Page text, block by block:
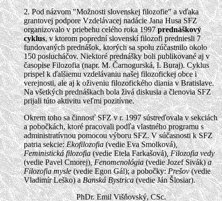
2. Pod názvom "Možnosti slovenskej filozofie" a vďaka
grantovej podpore Vzdelávacej nadácie Jana Husa SFZ
organizovalo v priebehu celého roka 1997prednáškový
cyklus, v ktorom poprední slovenskí filozofi predniesli 7
fundovaných prednášok, ktorých sa spolu zúčastnilo okolo
150 poslucháčov. Niektoré prednášky boli publikované aj v
časopise Filozofia (napr. M. Čarnogurská, I. Buraj). Cyklus
prispel k ďalšiemu vzdelávaniu našej filozofickej obce i
verejnosti, ale aj k oživeniu filozofického diania v Bratislave.
Na všetkých prednáškach bola živá diskusia a členovia SFZ
prijali túto aktivitu veľmi pozitívne.
Okrem toho sa činnosť SFZ v r. 1997 sústreďovala v sekciách
a pobočkách, ktoré pracovali podľa vlastného programu s
administratívnou pomocou výboru SFZ. V súčasnosti k SFZ
patria sekcie:Ekofilozofia(vedie Eva Smolková),
Feministická filozofia(vedie Etela Farkašová), Filozofia vedy
(vedie Pavel Cmorej), Fenomenológia(vedie Jozef Sivák)a
Filozofia mysle(vedie Egon Gál); a pobočky:Prešov(vedie
Vladimír Leško) aBanská Bystrica(vedie Ján Šlosiar).
PhDr. Emil Višňovský, CSc.